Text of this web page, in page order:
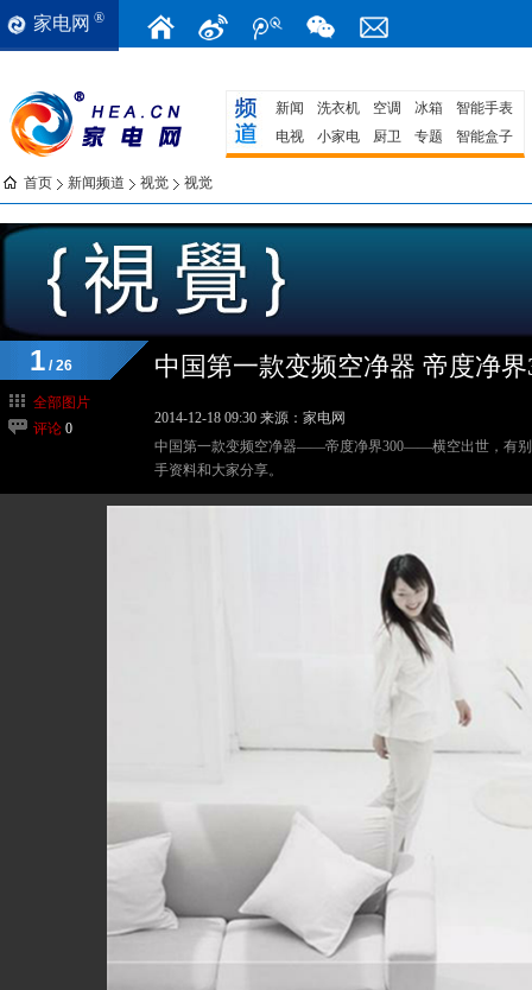
家电网 ®
新闻 洗衣机 空调 冰箱
智能手表
电视
小家电 厨卫 专题 智能盒子
首页 新闻频道 视觉 视觉
1 / 26 中国第一款变频空净器 帝度净
2014-12-18 09:30 来源：家电网
中国第一款变频空净器——帝度净界300——横空出世，有别
手资料和大家分享。
全部图片
评论 0